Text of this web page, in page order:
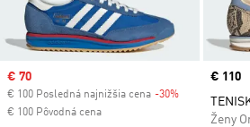
Sale price
€ 70
€ 100 Posledná najnižšia cena -30% Discount
€ 100 Pôvodná cena
Price
€ 110
Ženy